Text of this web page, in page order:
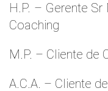
H.P. – Gerente
Coaching
M.P. – Cliente de
A.C.A. – Cliente